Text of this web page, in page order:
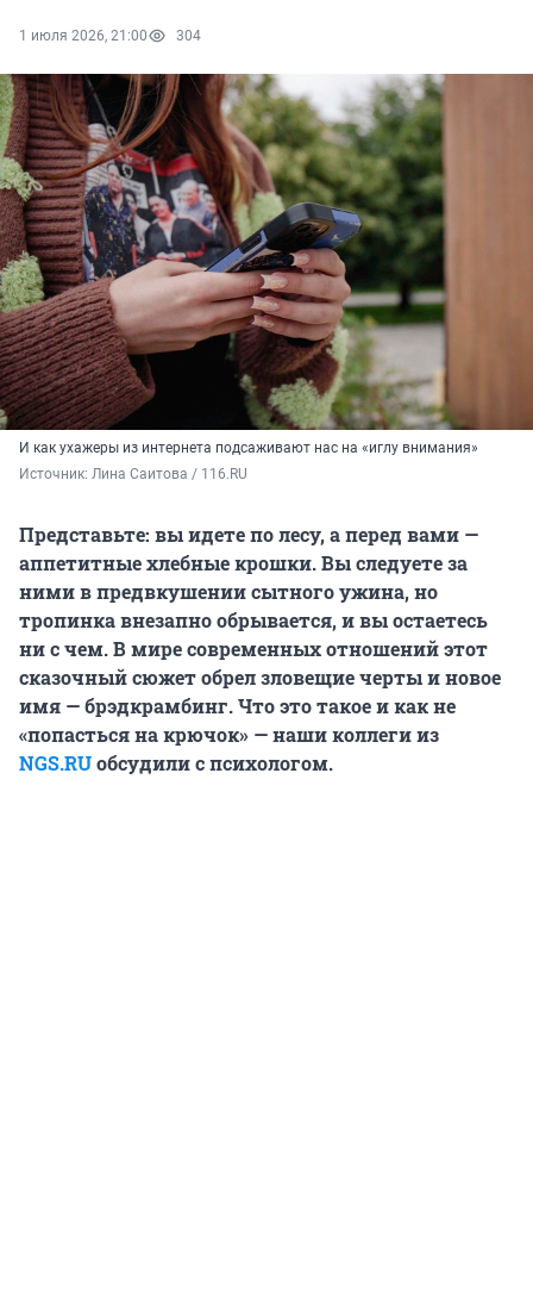
1 июля 2026, 21:00 304
И как ухажеры из интернета подсаживают нас на «иглу внимания»
Источник: Лина Саитова / 116.RU
Представьте: вы идете по лесу, а перед вами —
аппетитные хлебные крошки. Вы следуете за
ними в предвкушении сытного ужина, но
тропинка внезапно обрывается, и вы остаетесь
ни с чем. В мире современных отношений этот
сказочный сюжет обрел зловещие черты и новое
имя — брэдкрамбинг. Что это такое и как не
«попасться на крючок» — наши коллеги из
NGS.RUобсудили с психологом.